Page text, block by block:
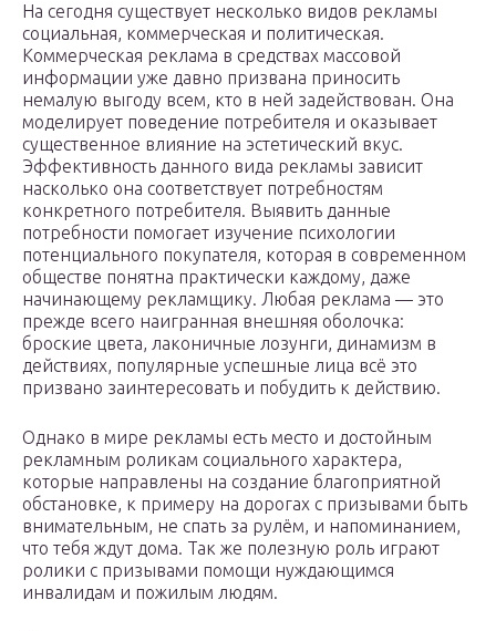
На сегодня существует несколько видов рекламы
социальная, коммерческая и политическая.
Коммерческая реклама в средствах массовой
информации уже давно призвана приносить
немалую выгоду всем, кто в ней задействован. Она
моделирует поведение потребителя и оказывает
существенное влияние на эстетический вкус.
Эффективность данного вида рекламы зависит
насколько она соответствует потребностям
конкретного потребителя. Выявить данные
потребности помогает изучение психологии
потенциального покупателя, которая в современном
обществе понятна практически каждому, даже
начинающему рекламщику. Любая реклама — это
прежде всего наигранная внешняя оболочка:
броские цвета, лаконичные лозунги, динамизм в
действиях, популярные успешные лица всё это
призвано заинтересовать и побудить к действию.
Однако в мире рекламы есть место и достойным
рекламным роликам социального характера,
которые направлены на создание благоприятной
обстановке, к примеру на дорогах с призывами быть
внимательным, не спать за рулём, и напоминанием,
что тебя ждут дома. Так же полезную роль играют
ролики с призывами помощи нуждающимся
инвалидам и пожилым людям.